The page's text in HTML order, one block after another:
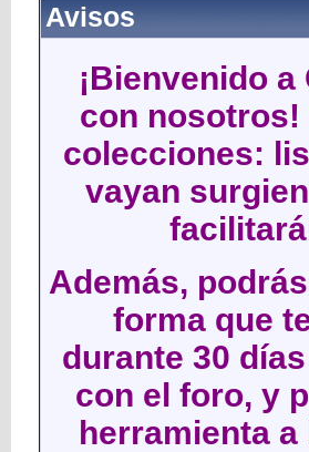
Avisos
¡Bienvenido
con nosotros!
colecciones:
vayan
Además,
forma que
durante 30
con el foro, y
herramienta